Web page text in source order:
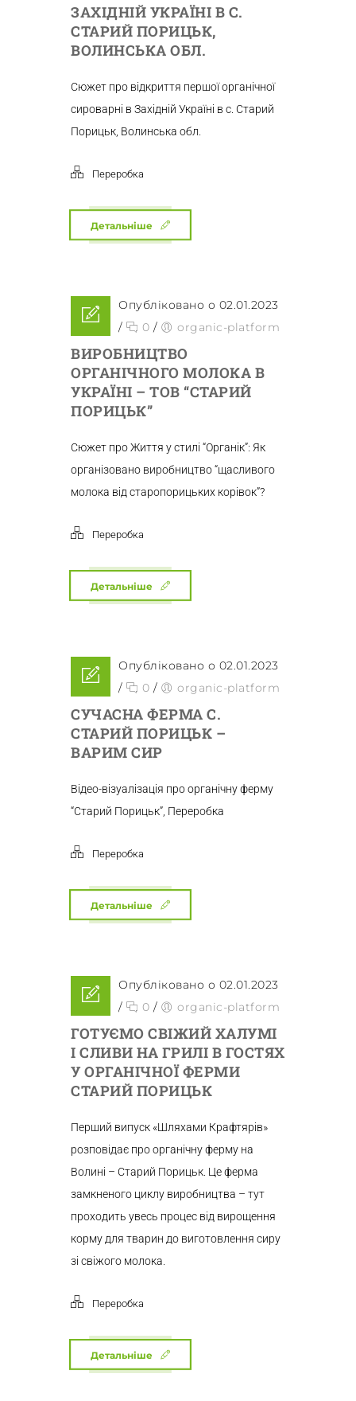
ЗАХІДНІЙ УКРАЇНІ В С.
СТАРИЙ ПОРИЦЬК,
ВОЛИНСЬКА ОБЛ.
Сюжет про відкриття першої органічної
сироварні в Західній Україні в с. Старий
Порицьк, Волинська обл.
Переробка
Детальніше
Опубліковано о 02.01.2023
/
0 / organic-platform
ВИРОБНИЦТВО
ОРГАНІЧНОГО МОЛОКА В
УКРАЇНІ – ТОВ “СТАРИЙ
ПОРИЦЬК”
Сюжет про Життя у стилі “Органік”: Як
організовано виробництво “щасливого
молока від старопорицьких корівок”?
Переробка
Детальніше
Опубліковано о 02.01.2023
/
0 / organic-platform
СУЧАСНА ФЕРМА С.
СТАРИЙ ПОРИЦЬК –
ВАРИМ СИР
Відео-візуалізація про органічну ферму
“Старий Порицьк”, Переробка
Переробка
Детальніше
Опубліковано о 02.01.2023
/
0 / organic-platform
ГОТУЄМО СВІЖИЙ ХАЛУМІ
І СЛИВИ НА ГРИЛІ В ГОСТЯХ
У ОРГАНІЧНОЇ ФЕРМИ
СТАРИЙ ПОРИЦЬК
Перший випуск «Шляхами Крафтярів»
розповідає про органічну ферму на
Волині – Старий Порицьк. Це ферма
замкненого циклу виробництва – тут
проходить увесь процес від вирощення
корму для тварин до виготовлення сиру
зі свіжого молока.
Переробка
Детальніше